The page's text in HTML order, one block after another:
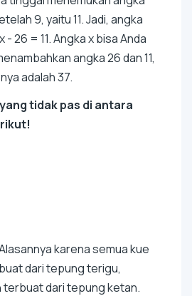
9, yaitu 11. Jadi, angka
26 = 11. Angka x bisa Anda
angka 26 dan 11,
adalah 37.
tidak pas di antara
karena semua kue
dari tepung terigu,
dari tepung ketan.